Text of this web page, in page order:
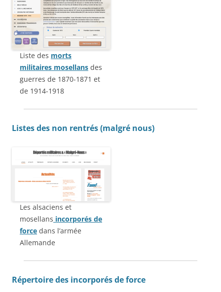
Liste des morts
militaires mosellans des
guerres de 1870-1871 et
de 1914-1918
Listes des non rentrés (malgré nous)
Les alsaciens et
mosellans incorporés de
force dans l’armée
Allemande
Répertoire des incorporés de force